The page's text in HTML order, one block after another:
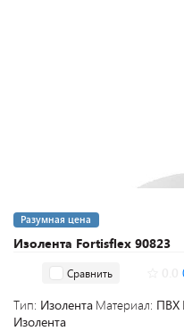
Изолента Fortisflex 90823
Разумная цена
Сравнить
Тип: Изолента Материал: ПВХ
Изолента